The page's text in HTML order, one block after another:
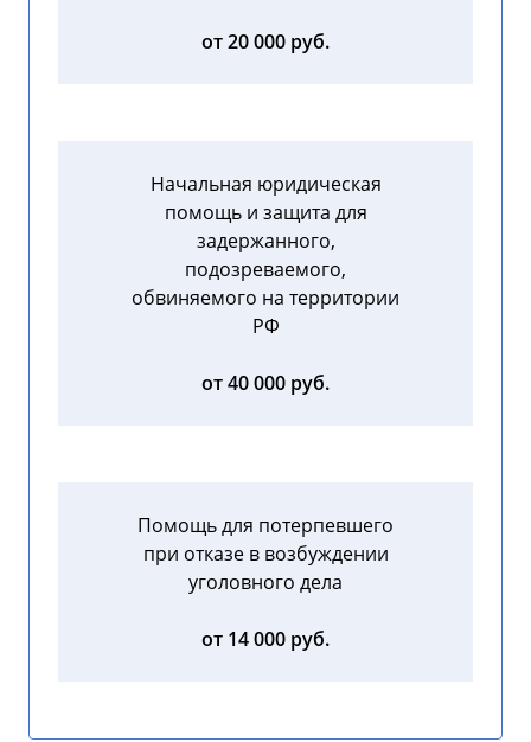
от 20 000 руб.
Начальная юридическая
помощь и защита для
задержанного,
подозреваемого,
обвиняемого на территории
РФ
от 40 000 руб.
Помощь для потерпевшего
при отказе в возбуждении
уголовного дела
от 14 000 руб.